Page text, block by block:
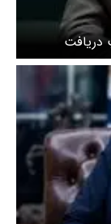
دریافت